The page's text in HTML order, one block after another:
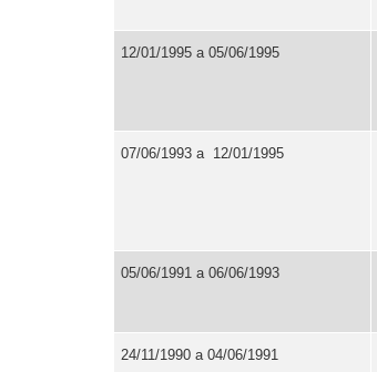
12/01/1995 a 05/06/1995
07/06/1993 a 12/01/1995
05/06/1991 a 06/06/1993
24/11/1990 a 04/06/1991